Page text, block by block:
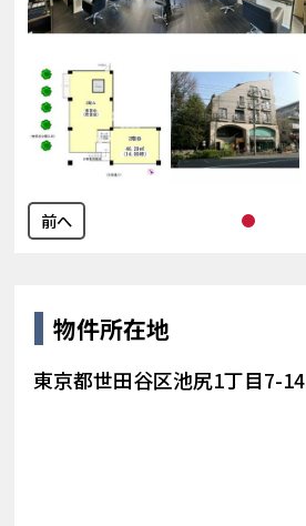
前へ
物件所在地
東京都世田谷区池尻1丁目7-14